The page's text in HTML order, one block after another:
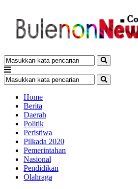
Home
Berita
Daerah
Politik
Peristiwa
Pilkada 2020
Pemerintahan
Nasional
Pendidikan
Olahraga